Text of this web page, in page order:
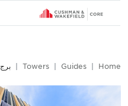
Home
Guides
Towers برج إندex